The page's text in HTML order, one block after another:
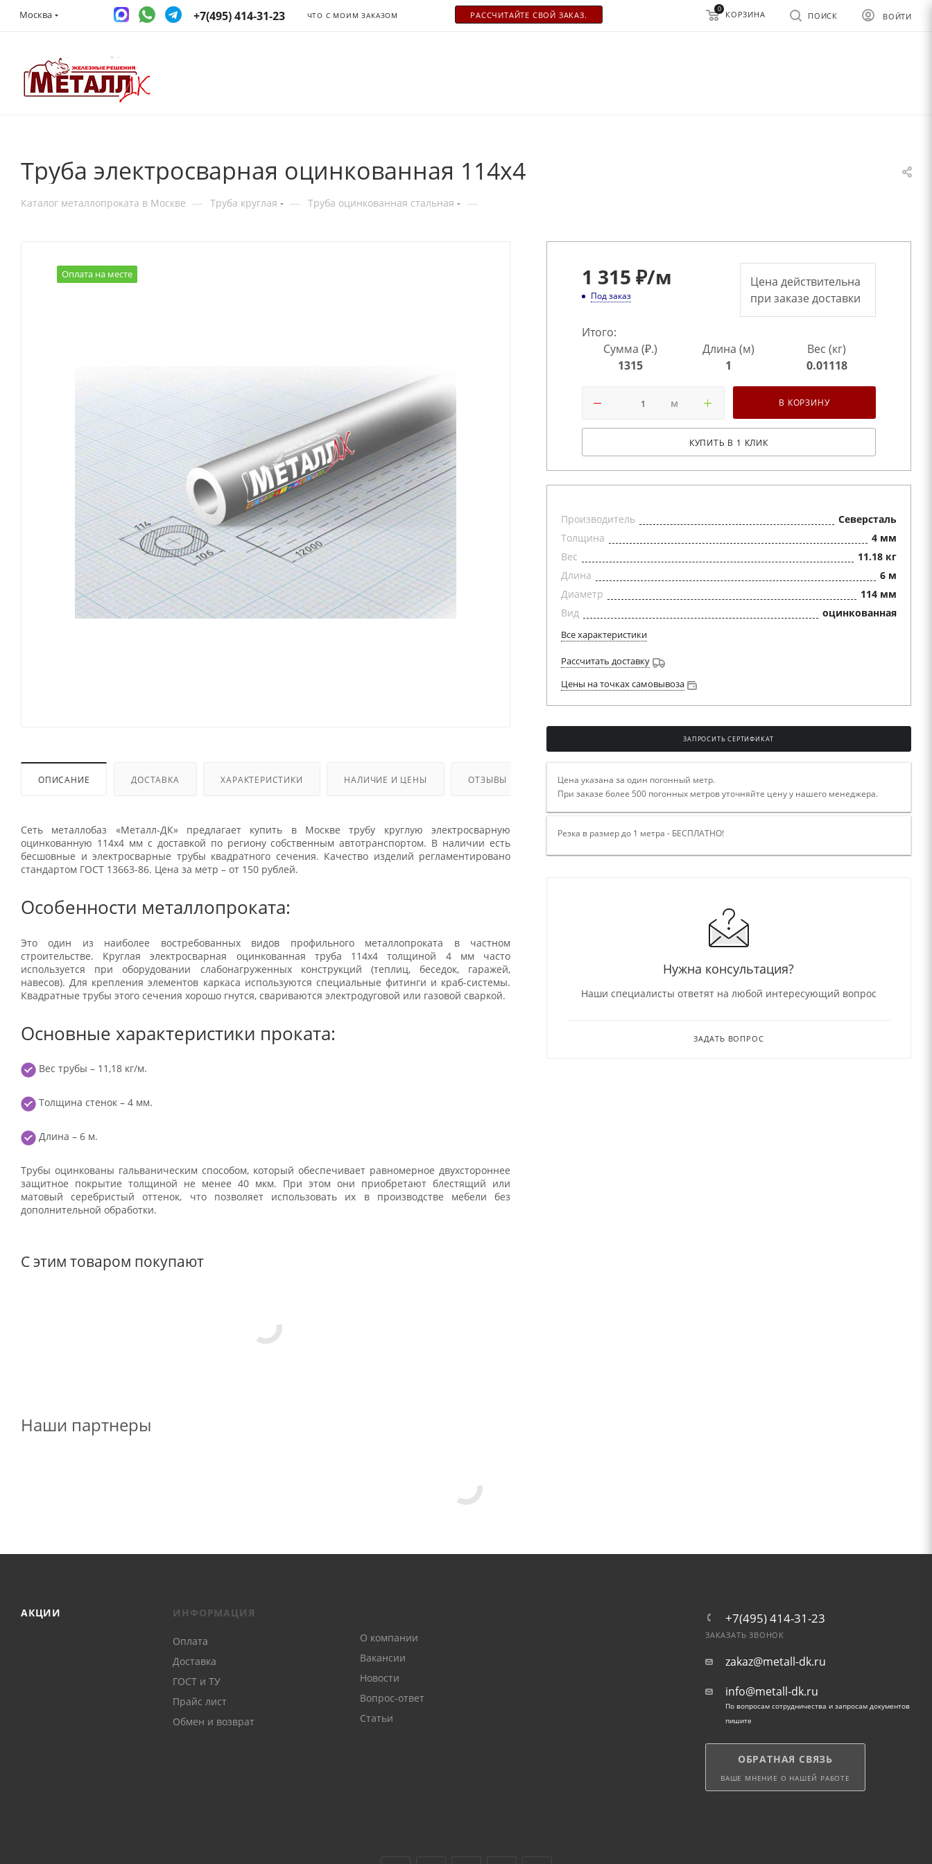
Москва +7(495) 414-31-23 ЧТО С МОИМ ЗАКАЗОМ РАСCЧИТАЙТЕ СВОЙ ЗАКАЗ. ВОЙТИ
ПОИСК
0
КОРЗИНА
Труба электросварная оцинкованная 114x4
Каталог металлопроката в Москве — Труба круглая — Труба оцинкованная стальная —
Оплата на месте
ОПИСАНИЕ ДОСТАВКА ХАРАКТЕРИСТИКИ НАЛИЧИЕ И ЦЕНЫ ОТЗЫВЫ
Сеть металлобаз «Металл-ДК» предлагает купить в Москве трубу круглую электросварную
оцинкованную 114x4 мм с доставкой по региону собственным автотранспортом. В наличии есть
бесшовные и электросварные трубы квадратного сечения. Качество изделий регламентировано
стандартом ГОСТ 13663-86. Цена за метр – от 150 рублей.
Особенности металлопроката:
Это один из наиболее востребованных видов профильного металлопроката в частном
строительстве. Круглая электросварная оцинкованная труба 114х4 толщиной 4 мм часто
используется при оборудовании слабонагруженных конструкций (теплиц, беседок, гаражей,
навесов). Для крепления элементов каркаса используются специальные фитинги и краб-системы.
Квадратные трубы этого сечения хорошо гнутся, свариваются электродуговой или газовой сваркой.
Основные характеристики проката:
Вес трубы – 11,18 кг/м.
Толщина стенок – 4 мм.
Длина – 6 м.
Трубы оцинкованы гальваническим способом, который обеспечивает равномерное двухстороннее
защитное покрытие толщиной не менее 40 мкм. При этом они приобретают блестящий или
матовый серебристый оттенок, что позволяет использовать их в производстве мебели без
дополнительной обработки.
С этим товаром покупают
1 315 ₽/м
Под заказ
Цена действительна
при заказе доставки
Итого:
Сумма (₽.)
1315
Длина (м)
1
Вес (кг)
0.01118
м В КОРЗИНУ
КУПИТЬ В 1 КЛИК
Производитель
Северсталь
Толщина
4 мм
Вес
11.18 кг
Длина
6 м
Диаметр
114 мм
Вид
оцинкованная
Все характеристики
Рассчитать доставку
Цены на точках самовывоза
ЗАПРОСИТЬ СЕРТИФИКАТ
Цена указана за один погонный метр.
При заказе более 500 погонных метров уточняйте цену у нашего менеджера.
Резка в размер до 1 метра - БЕСПЛАТНО!
Нужна консультация?
Наши специалисты ответят на любой интересующий вопрос
ЗАДАТЬ ВОПРОС
Наши партнеры
АКЦИИ ИНФОРМАЦИЯ
Оплата
Доставка
ГОСТ и ТУ
Прайс лист
Обмен и возврат
О компании
Вакансии
Новости
Вопрос-ответ
Статьи
+7(495) 414-31-23
ЗАКАЗАТЬ ЗВОНОК
zakaz@metall-dk.ru
info@metall-dk.ru
По вопросам сотрудничества и запросам документов
пишите
ОБРАТНАЯ СВЯЗЬ
ВАШЕ МНЕНИЕ О НАШЕЙ РАБОТЕ